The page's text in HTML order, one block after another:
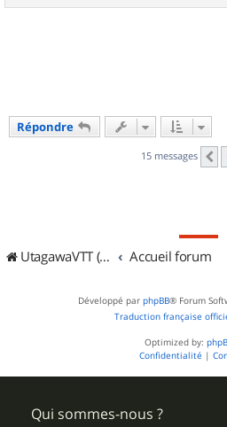
Répondre
15 messages
UtagawaVTT (Randos VTT et VTTAE avec traces GPS) Accueil forum
Développé par phpBB® Forum
Traduction française
Optimized by:
Confidentialité |
Qui sommes-nous ?